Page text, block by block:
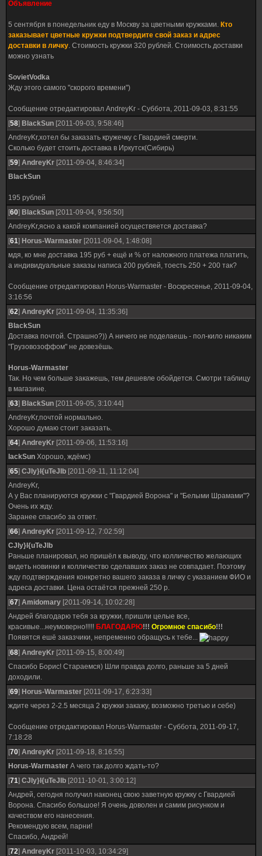
Объявление
5 сентября в понедельник еду в Москву за цветными кружками. Кто
заказывает цветные кружки подтвердите свой заказ и адрес
доставки в личку. Стоимость кружки 320 рублей. Стоимость доставки
можно узнать
SovietVodka
Жду этого самого "скорого времени")
Сообщение отредактировал AndreyKr - Суббота, 2011-09-03, 8:31:55
[58] BlackSun [2011-09-03, 9:58:46]
AndreyKr,хотел бы заказать кружечку с Гвардией смерти.
Сколько будет стоить доставка в Иркутск(Сибирь)
[59] AndreyKr [2011-09-04, 8:46:34]
BlackSun
195 рублей
[60] BlackSun [2011-09-04, 9:56:50]
AndreyKr,ясно а какой компанией осуществяется доставка?
[61] Horus-Warmaster [2011-09-04, 1:48:08]
мдя, ко мне доставка 195 руб + ещё и % от наложного платежа платить,
а индивидуальные заказы написа 200 рублей, тоесть 250 + 200 так?
Сообщение отредактировал Horus-Warmaster - Воскресенье, 2011-09-04,
3:16:56
[62] AndreyKr [2011-09-04, 11:35:36]
BlackSun
Доставка почтой. Страшно?)) А ничего не поделаешь - пол-кило никаким
"Грузовозоффом" не довезёшь.
Horus-Warmaster
Так. Но чем больше закажешь, тем дешевле обойдется. Смотри таблицу
в магазине.
[63] BlackSun [2011-09-05, 3:10:44]
AndreyKr,почтой нормально.
Хорошо думаю стоит заказать.
[64] AndreyKr [2011-09-06, 11:53:16]
lackSun Хорошо, ждёмс)
[65] CJIy}I{uTeJIb [2011-09-11, 11:12:04]
AndreyKr,
А у Вас планируются кружки с "Гвардией Ворона" и "Белыми Шрамами"?
Очень их жду.
Заранее спасибо за ответ.
[66] AndreyKr [2011-09-12, 7:02:59]
CJIy}I{uTeJIb
Раньше планировал, но пришёл к выводу, что колличество желающих
видеть новинки и колличество сделавших заказ не совпадает. Поэтому
жду подтверждения конкретно вашего заказа в личку с указанием ФИО и
адреса доставки. Цена остаётся прежней 250 р.
[67] Amidomary [2011-09-14, 10:02:28]
Андрей благодарю тебя за кружки, пришли целые все,
красивые...неумоверно!!!!! БЛАГОДАРЮ!!! Огромное спасибо!!!
Появятся ешё заказчики, непременно обращусь к тебе...
[68] AndreyKr [2011-09-15, 8:00:49]
Спасибо Борис! Стараемся) Шли правда долго, раньше за 5 дней
доходили.
[69] Horus-Warmaster [2011-09-17, 6:23:33]
ждите через 2-2.5 месяца 2 кружки закажу, возможно третью и себе)
Сообщение отредактировал Horus-Warmaster - Суббота, 2011-09-17,
7:18:28
[70] AndreyKr [2011-09-18, 8:16:55]
Horus-Warmaster А чего так долго ждать-то?
[71] CJIy}I{uTeJIb [2011-10-01, 3:00:12]
Андрей, сегодня получил наконец свою заветную кружку с Гвардией
Ворона. Спасибо большое! Я очень доволен и самим рисунком и
качеством его нанесения.
Рекомендую всем, парни!
Спасибо, Андрей!
[72] AndreyKr [2011-10-03, 10:34:29]